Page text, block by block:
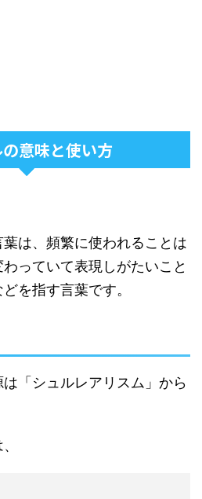
意味と使い方
葉は、頻繁に使われることは
っていて表現しがたいこと
を指す言葉です。
「シュルレアリスム」から